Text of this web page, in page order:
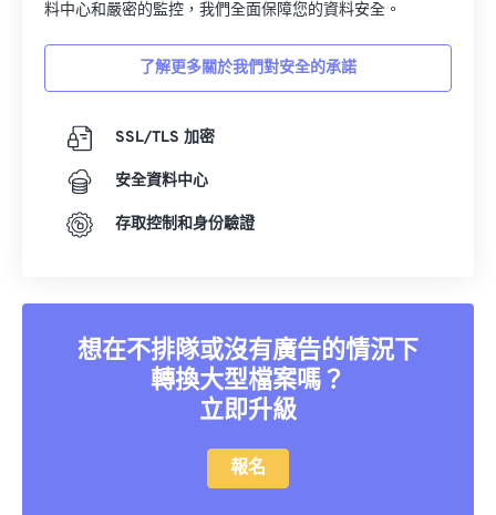
料中心和嚴密的監控，我們全面保障您的資料安全。
了解更多關於我們對安全的承諾
SSL/TLS 加密
安全資料中心
存取控制和身份驗證
想在不排隊或沒有廣告的情況下
轉換大型檔案嗎？
立即升級
報名